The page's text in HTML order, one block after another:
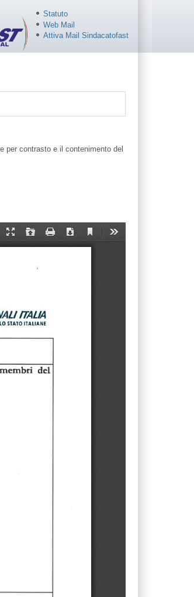
Statuto
Web Mail
Attiva Mail Sindacatofast
per contrasto e il contenimento del